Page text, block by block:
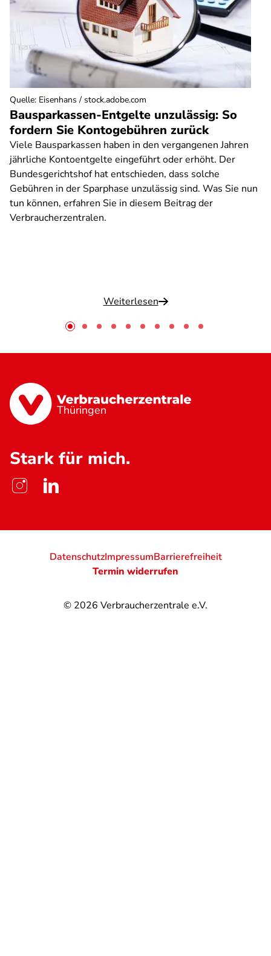
Bausparkassen-Entgelte unzulässig: So
fordern Sie Kontogebühren zurück
Viele Bausparkassen haben in den vergangenen Jahren
jährliche Kontoentgelte eingeführt oder erhöht. Der
Bundesgerichtshof hat entschieden, dass solche
Gebühren in der Sparphase unzulässig sind. Was Sie nun
tun können, erfahren Sie in diesem Beitrag der
Verbraucherzentralen.
Weiterlesen
Quelle: Eisenhans / stock.adobe.com
Thüringen
Stark für mich.
© 2026 Verbraucherzentrale e.V.
DatenschutzImpressumBarrierefreiheit
Termin widerrufen